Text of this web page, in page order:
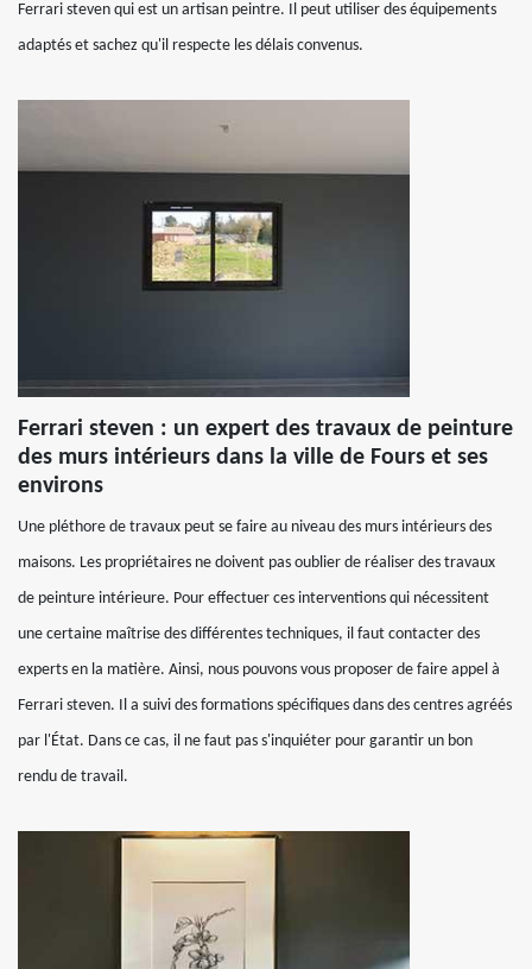
Ferrari steven qui est un artisan peintre. Il peut utiliser des équipements
adaptés et sachez qu'il respecte les délais convenus.
Ferrari steven : un expert des travaux de peinture
des murs intérieurs dans la ville de Fours et ses
environs
Une pléthore de travaux peut se faire au niveau des murs intérieurs des
maisons. Les propriétaires ne doivent pas oublier de réaliser des travaux
de peinture intérieure. Pour effectuer ces interventions qui nécessitent
une certaine maîtrise des différentes techniques, il faut contacter des
experts en la matière. Ainsi, nous pouvons vous proposer de faire appel à
Ferrari steven. Il a suivi des formations spécifiques dans des centres agréés
par l'État. Dans ce cas, il ne faut pas s'inquiéter pour garantir un bon
rendu de travail.